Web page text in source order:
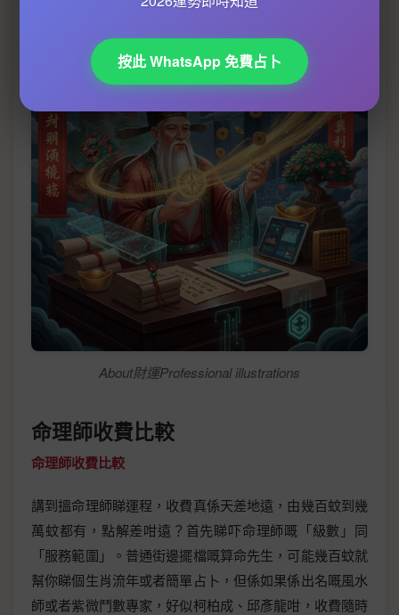
About財運Professional illustrations
命理師收費比較
命理師收費比較
講到搵命理師睇運程，收費真係天差地遠，由幾百蚊到幾
萬蚊都有，點解差咁遠？首先睇吓命理師嘅「級數」同
「服務範圍」。普通街邊擺檔嘅算命先生，可能幾百蚊就
幫你睇個生肖流年或者簡單占卜，但係如果係出名嘅風水
師或者紫微鬥數專家，好似柯柏成、邱彥龍咁，收費隨時
按此 WhatsApp 免費占卜